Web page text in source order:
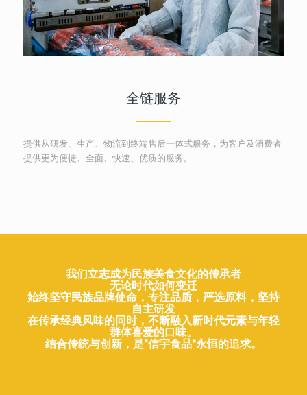
全链服务
提供从研发、生产、物流到终端售后一体式服务，为客户及消费者
提供更为便捷、全面、快速、优质的服务。
我们立志成为民族美食文化的传承者
无论时代如何变迁
始终坚守民族品牌使命，专注品质，严选原料，坚持
自主研发
在传承经典风味的同时，不断融入新时代元素与年轻
群体喜爱的口味。
结合传统与创新，是“信宇食品”永恒的追求。